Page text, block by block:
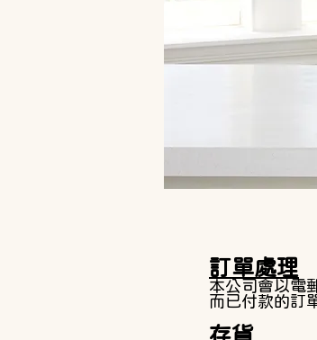
訂單處理
本公司會以電
而已付款的訂
存貨